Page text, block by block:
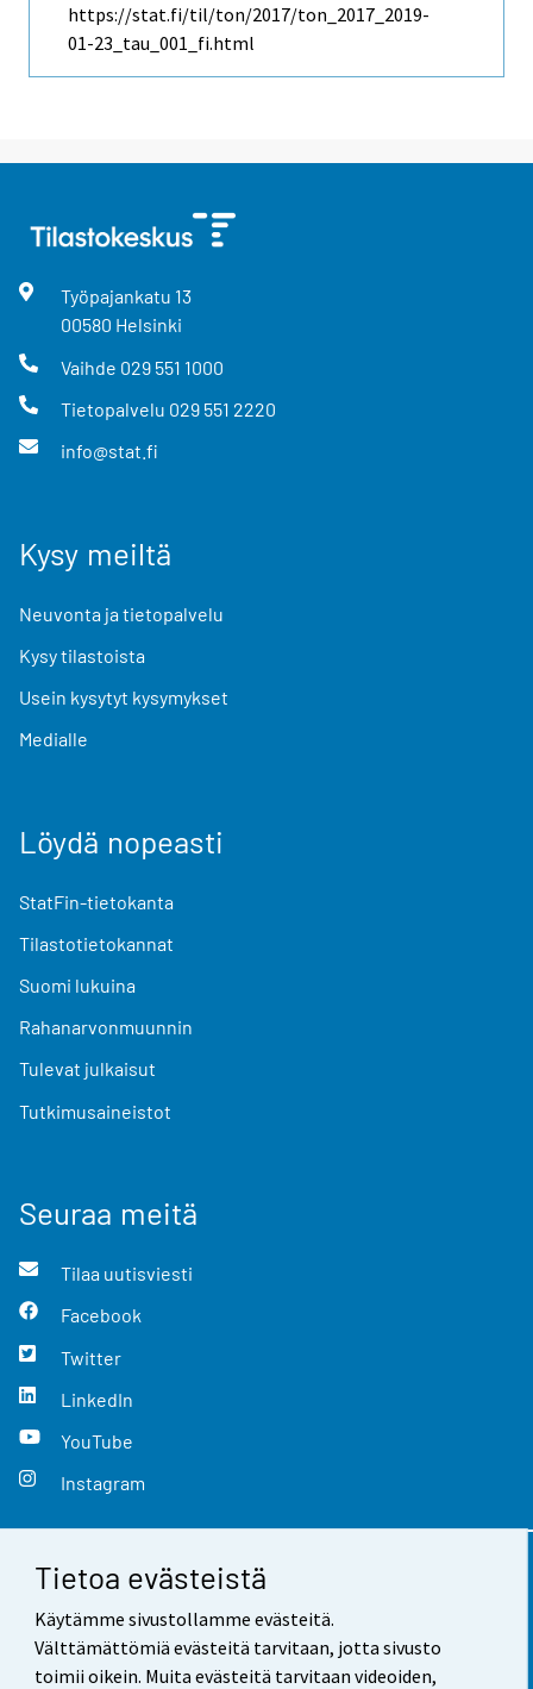
Tietoa evästeistä
Käytämme sivustollamme evästeitä.
Välttämättömiä evästeitä tarvitaan, jotta sivusto
toimii oikein. Muita evästeitä tarvitaan videoiden,
https://stat.fi/til/ton/2017/ton_2017_2019-
01-23_tau_001_fi.html
Työpajankatu 13
00580 Helsinki
Vaihde 029 551 1000
Tietopalvelu 029 551 2220
info@stat.fi
Kysy meiltä
Neuvonta ja tietopalvelu
Kysy tilastoista
Usein kysytyt kysymykset
Medialle
Löydä nopeasti
StatFin-tietokanta
Tilastotietokannat
Suomi lukuina
Rahanarvonmuunnin
Tulevat julkaisut
Tutkimusaineistot
Seuraa meitä
Tilaa uutisviesti
Facebook
Twitter
LinkedIn
YouTube
Instagram
Yhteystiedot
Palaute
Käyttöehdot